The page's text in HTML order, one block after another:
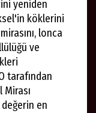
yeniden
köklerini
lonca
ve
tarafından
Mirası
en